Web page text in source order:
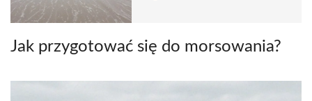
Jak przygotować się do morsowania?